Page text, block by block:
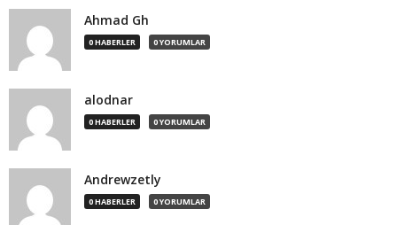
Ahmad Gh
0 HABERLER 0 YORUMLAR
alodnar
0 HABERLER 0 YORUMLAR
Andrewzetly
0 HABERLER 0 YORUMLAR